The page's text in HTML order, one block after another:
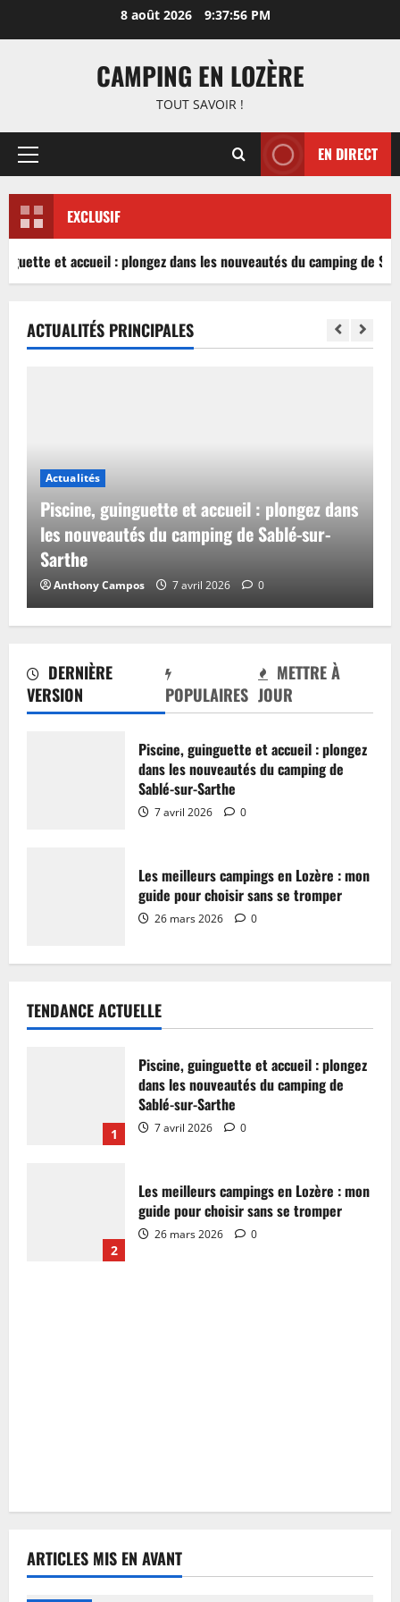
8 août 2026 9:37:56 PM
CAMPING EN LOZÈRE
TOUT SAVOIR !
Menu
EN DIRECT
EXCLUSIF
et accueil : plongez dans les nouveautés du camping de
DERNIÈRE
VERSION
POPULAIRES
METTRE À
JOUR
Piscine, guinguette et accueil : plongez
dans les nouveautés du camping de
Sablé-sur-Sarthe
7 avril 2026 0
Les meilleurs campings en Lozère : mon
guide pour choisir sans se tromper
26 mars 2026 0
ACTUALITÉS PRINCIPALES
Actualités
Piscine, guinguette et accueil : plongez dans
les nouveautés du camping de Sablé-sur-
Sarthe
Anthony Campos 7 avril 2026 0
TENDANCE ACTUELLE
1
Piscine, guinguette et accueil : plongez
dans les nouveautés du camping de
Sablé-sur-Sarthe
7 avril 2026 0
2
Les meilleurs campings en Lozère : mon
guide pour choisir sans se tromper
26 mars 2026 0
ARTICLES MIS EN AVANT